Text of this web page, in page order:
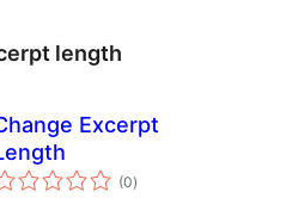
length
Excerpt
(0總
評)